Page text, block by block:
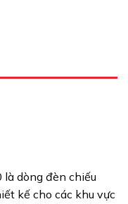
dòng đèn chiếu
kế cho các khu vực